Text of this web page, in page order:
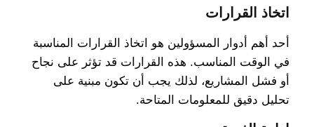
اتخاذ القرارات
أحد أهم أدوار المسؤولين هو اتخاذ القرارات المناسبة
في الوقت المناسب. هذه القرارات قد تؤثر على نجاح
أو فشل المشاريع، لذلك يجب أن تكون مبنية على
تحليل دقيق للمعلومات المتاحة.